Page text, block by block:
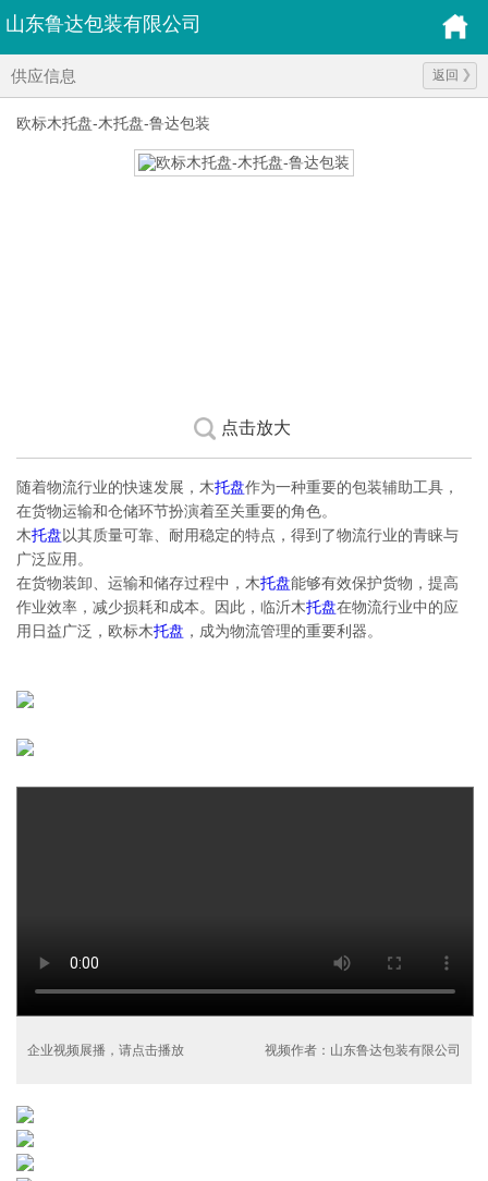
山东鲁达包装有限公司
供应信息 返回
欧标木托盘-木托盘-鲁达包装
点击放大
随着物流行业的快速发展，木托盘作为一种重要的包装辅助工具，
在货物运输和仓储环节扮演着至关重要的角色。
木托盘以其质量可靠、耐用稳定的特点，得到了物流行业的青睐与
广泛应用。
在货物装卸、运输和储存过程中，木托盘能够有效保护货物，提高
作业效率，减少损耗和成本。因此，临沂木托盘在物流行业中的应
用日益广泛，欧标木托盘 ，成为物流管理的重要利器。
企业视频展播，请点击播放 视频作者：山东鲁达包装有限公司